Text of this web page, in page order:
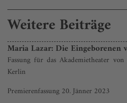
Weitere Beiträge
Maria Lazar: Die Eingeborenen
Fassung für das Akademietheater
Kerlin
Premierenfassung 20. Jänner 2023